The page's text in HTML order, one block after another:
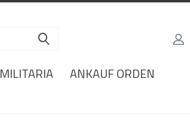
MILITARIA ANKAUF ORDEN